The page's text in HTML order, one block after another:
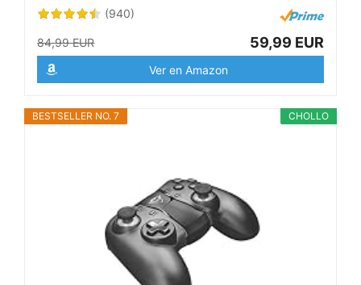
(940)
84,99 EUR 59,99 EUR
Ver en Amazon
CHOLLO
BESTSELLER NO. 7